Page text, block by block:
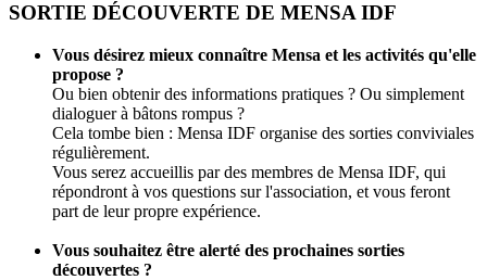
SORTIE DÉCOUVERTE DE MENSA IDF
Vous désirez mieux connaître Mensa et les activités qu'elle
propose ?
Ou bien obtenir des informations pratiques ? Ou simplement
dialoguer à bâtons rompus ?
Cela tombe bien : Mensa IDF organise des sorties conviviales
régulièrement.
Vous serez accueillis par des membres de Mensa IDF, qui
répondront à vos questions sur l'association, et vous feront
part de leur propre expérience.
Vous souhaitez être alerté des prochaines sorties
découvertes ?